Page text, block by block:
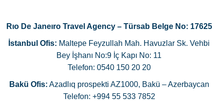
Rıo De Janeıro Travel Agency – Türsab Belge No: 17625
İstanbul Ofis: Maltepe Feyzullah Mah. Havuzlar Sk. Vehbi
Bey İşhanı No:9 İç Kapı No: 11
Telefon: 0540 150 20 20
Bakü Ofis: Azadlıq prospekti AZ1000, Bakü – Azerbaycan
Telefon: +994 55 533 7852